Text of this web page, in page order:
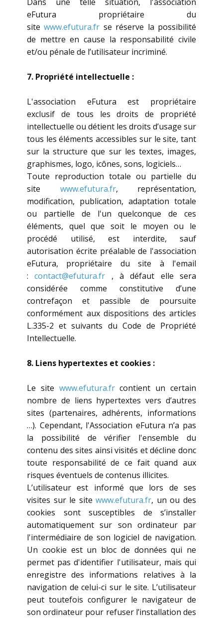
eFutura propriétaire du
sitewww.efutura.fr se réserve la possibilité
de mettre en cause la responsabilité civile
et/ou pénale de l’utilisateur incriminé.
7. Propriété intellectuelle :
L'association eFutura est propriétaire
exclusif de tous les droits de propriété
intellectuelle ou détient les droits d’usage sur
tous les éléments accessibles sur le site, tant
sur la structure que sur les textes, images,
graphismes, logo, icônes, sons, logiciels…
Toute reproduction totale ou partielle du
site www.efutura.fr, représentation,
modification, publication, adaptation totale
ou partielle de l'un quelconque de ces
éléments, quel que soit le moyen ou le
procédé utilisé, est interdite, sauf
autorisation écrite préalable de l'association
eFutura, propriétaire du site à l'email
:contact@efutura.fr , à défaut elle sera
considérée comme constitutive d’une
contrefaçon et passible de poursuite
conformément aux dispositions des articles
L.335-2 et suivants du Code de Propriété
Intellectuelle.
8. Liens hypertextes et cookies :
Le site www.efutura.frcontient un certain
nombre de liens hypertextes vers d’autres
sites (partenaires, adhérents, informations
…). Cependant, l'Association eFutura n’a pas
la possibilité de vérifier l'ensemble du
contenu des sites ainsi visités et décline donc
toute responsabilité de ce fait quand aux
risques éventuels de contenus illicites.
L’utilisateur est informé que lors de ses
visites sur le sitewww.efutura.fr, un ou des
cookies sont susceptibles de s’installer
automatiquement sur son ordinateur par
l'intermédiaire de son logiciel de navigation.
Un cookie est un bloc de données qui ne
permet pas d'identifier l'utilisateur, mais qui
enregistre des informations relatives à la
navigation de celui-ci sur le site. L’utilisateur
peut toutefois configurer le navigateur de
son ordinateur pour refuser l’installation des